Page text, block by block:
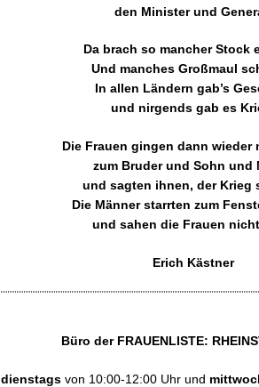
den Minister und
Da brach so mancher Stock
Und manches Großmaul
In allen Ländern gab’s
und nirgends gab es
Die Frauen gingen dann wieder
zum Bruder und Sohn und
und sagten ihnen, der Krieg
Die Männer starrten zum
und sahen die Frauen
Erich Kästner
Büro der FRAUENLISTE:
dienstags von 10:00-12:00 Uhr und